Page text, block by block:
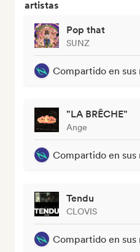
artistas
Pop that
SUNZ
Compartido en sus
"LA BRÊCHE"
Ange
Compartido en sus
Tendu
CLOVIS
Compartido en sus